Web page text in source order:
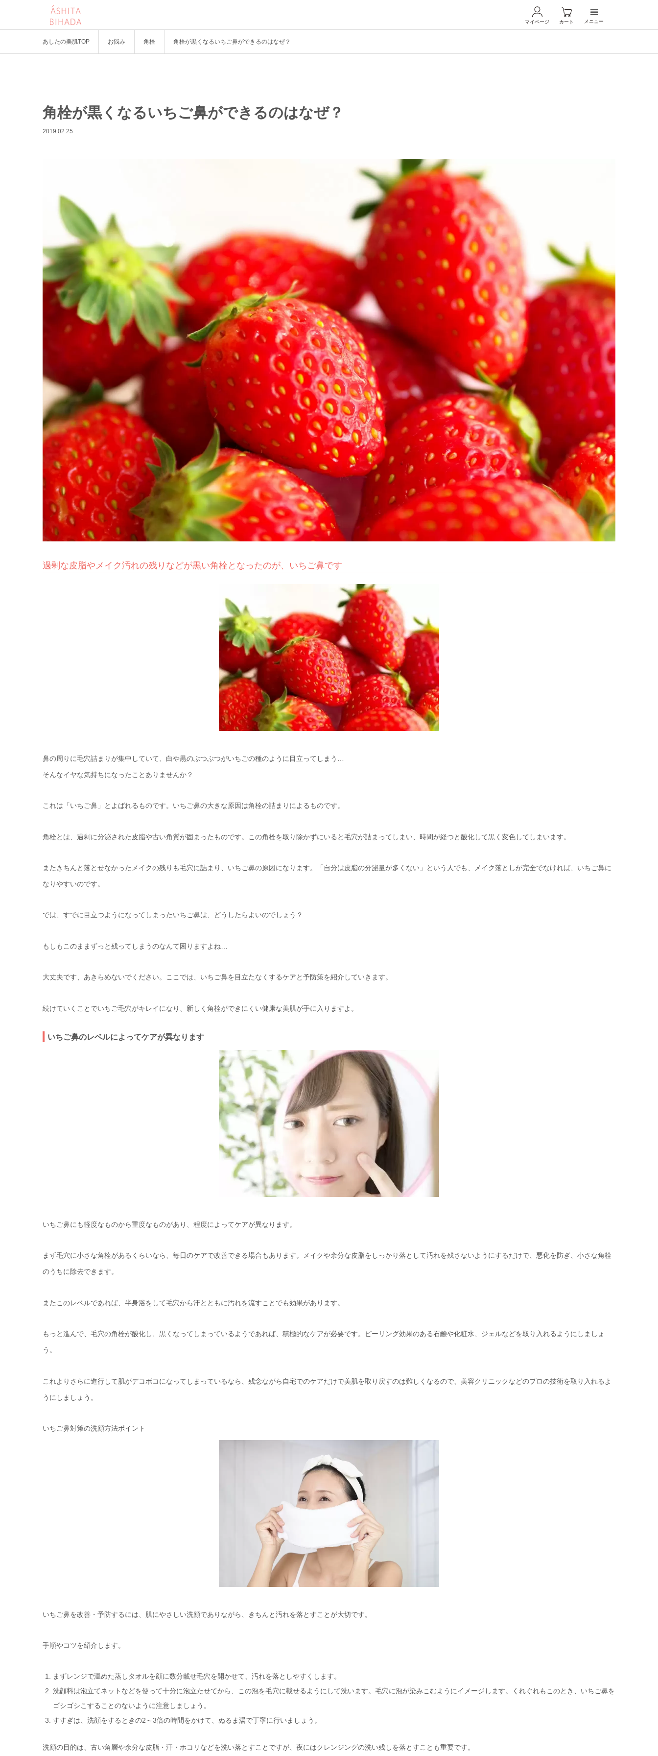
マイページ カート メニュー
あしたの美肌TOP お悩み 角栓 角栓が黒くなるいちご鼻ができるのはなぜ？
角栓が黒くなるいちご鼻ができるのはなぜ？
2019.02.25
過剰な皮脂やメイク汚れの残りなどが黒い角栓となったのが、いちご鼻です
鼻の周りに毛穴詰まりが集中していて、白や黒のぶつぶつがいちごの種のように目立ってしまう…
そんなイヤな気持ちになったことありませんか？
これは「いちご鼻」とよばれるものです。いちご鼻の大きな原因は角栓の詰まり によるものです。
角栓とは、過剰に分泌された皮脂や古い角質が固まったものです。この角栓を取り除かずにいると毛穴が詰まってしまい、時間が経つと酸化して黒く変色してしまいます。
またきちんと落とせなかったメイクの残りも毛穴に詰まり、いちご鼻の原因になります。「自分は皮脂の分泌量が多くない」という人でも、メイク落としが完全でなければ、いちご鼻に
なりやすいのです。
では、すでに目立つようになってしまったいちご鼻は、どうしたらよいのでしょう？
もしもこのままずっと残ってしまうのなんて困りますよね…
大丈夫です、あきらめないでください。ここでは、いちご鼻を目立たなくするケアと予防策を紹介していきます。
続けていくことでいちご毛穴がキレイになり、新しく角栓ができにくい健康な美肌が手に入りますよ。
いちご鼻のレベルによってケアが異なります
いちご鼻にも軽度なものから重度なものがあり、程度によってケアが異なります。
まず毛穴に小さな角栓があるくらいなら、毎日のケアで改善できる場合もあります。メイクや余分な皮脂をしっかり落として汚れを残さないようにするだけで、悪化を防ぎ、小さな角栓
のうちに除去できます。
またこのレベルであれば、半身浴をして毛穴から汗とともに汚れを流すことでも効果があります。
もっと進んで、毛穴の角栓が酸化し、黒くなってしまっているようであれば、積極的なケアが必要です。ピーリング効果のある石鹸や化粧水、ジェルなどを取り入れるようにしましょ
う。
これよりさらに進行して肌がデコボコになってしまっているなら、残念ながら自宅でのケアだけで美肌を取り戻すのは難しくなるので、美容クリニックなどのプロの技術を取り入れるよ
うにしましょう。
いちご鼻対策の洗顔方法ポイント
いちご鼻を改善・予防するには、肌にやさしい洗顔でありながら、きちんと汚れを落とすことが大切です。
手順やコツを紹介します。
まずレンジで温めた蒸しタオルを顔に数分載せ毛穴を開かせて、汚れを落としやすくします。
洗顔料は泡立てネットなどを使って十分に泡立たせてから、この泡を毛穴に載せるようにして洗います。毛穴に泡が染みこむようにイメージします。くれぐれもこのとき、いちご鼻を
ゴシゴシこすることのないように注意しましょう。
すすぎは、洗顔をするときの2～3倍の時間をかけて、ぬるま湯で丁寧に行いましょう。
洗顔の目的は、古い角層や余分な皮脂・汗・ホコリなどを洗い落とすことですが、夜にはクレンジングの洗い残しを落とすことも重要です。